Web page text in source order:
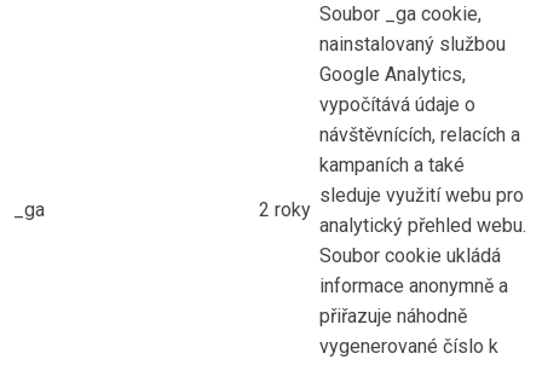
_ga 2 roky
Soubor _ga cookie,
nainstalovaný službou
Google Analytics,
vypočítává údaje o
návštěvnících, relacích a
kampaních a také
sleduje využití webu pro
analytický přehled webu.
Soubor cookie ukládá
informace anonymně a
přiřazuje náhodně
vygenerované číslo k